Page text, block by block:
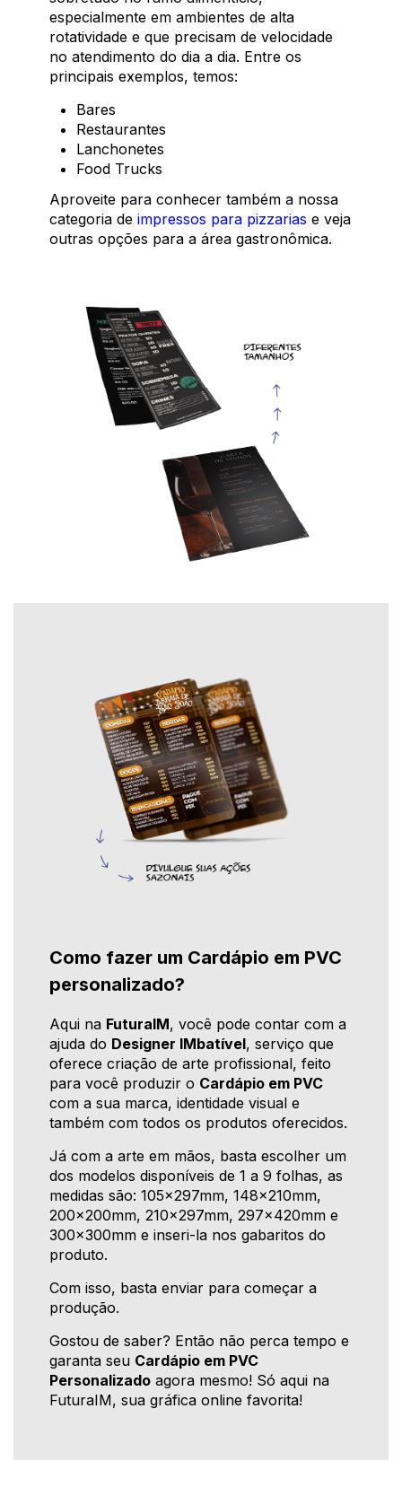
especialmente em ambientes de alta
rotatividade e que precisam de velocidade
no atendimento do dia a dia. Entre os
principais exemplos, temos:
Bares
Restaurantes
Lanchonetes
Food Trucks
Aproveite para conhecer também a nossa
categoria de impressos para pizzarias e veja
outras opções para a área gastronômica.
Como fazer um Cardápio em PVC
personalizado?
Aqui na FuturaIM, você pode contar com a
ajuda do Designer IMbatível, serviço que
oferece criação de arte profissional, feito
para você produzir o Cardápio em PVC
com a sua marca, identidade visual e
também com todos os produtos oferecidos.
Já com a arte em mãos, basta escolher um
dos modelos disponíveis de 1 a 9 folhas, as
medidas são: 105x297mm, 148x210mm,
200x200mm, 210x297mm, 297x420mm e
300x300mm e inseri-la nos gabaritos do
produto.
Com isso, basta enviar para começar a
produção.
Gostou de saber? Então não perca tempo e
garanta seu Cardápio em PVC
Personalizado agora mesmo! Só aqui na
FuturaIM, sua gráfica online favorita!